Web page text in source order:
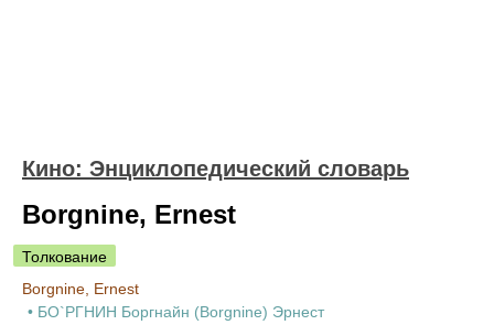
Кино: Энциклопедический словарь
Borgnine, Ernest
Толкование
Borgnine, Ernest
• БО`РГНИН Боргнайн (Borgnine) Эpнест